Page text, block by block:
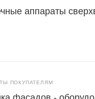
аппараты
ПОКУПАТЕЛЯМ